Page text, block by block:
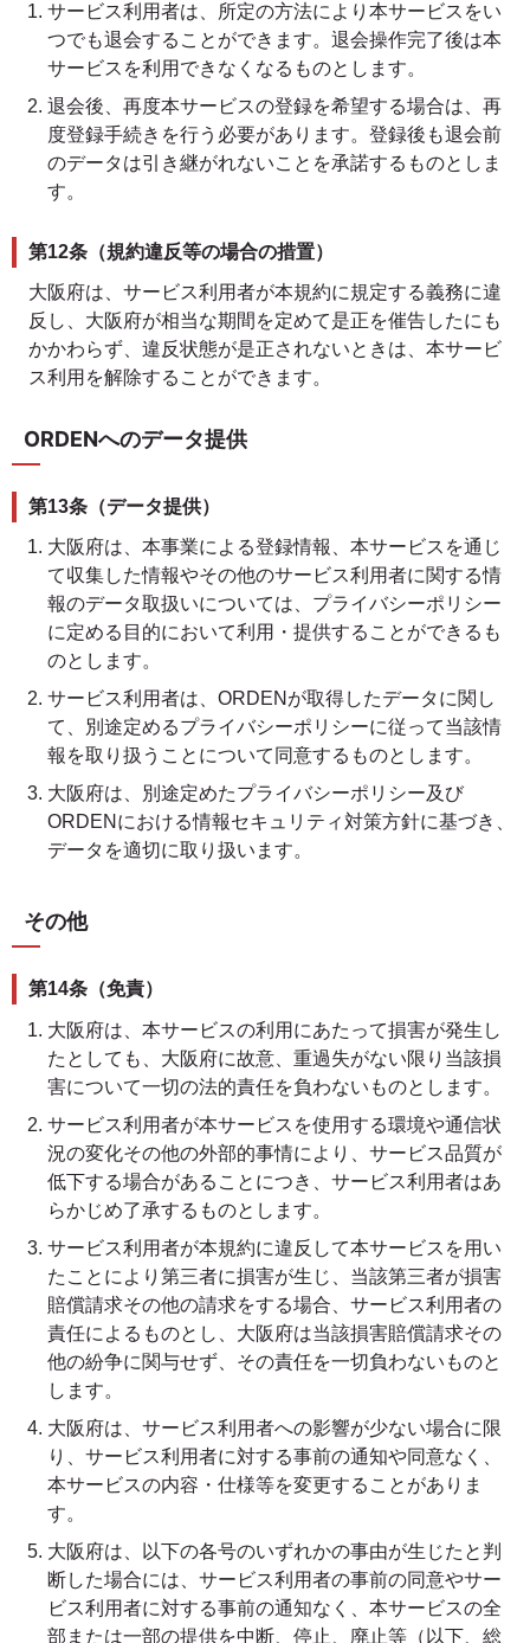
サービス利用者は、所定の方法により本サービスをい
つでも退会することができます。退会操作完了後は本
サービスを利用できなくなるものとします。
退会後、再度本サービスの登録を希望する場合は、再
度登録手続きを行う必要があります。登録後も退会前
のデータは引き継がれないことを承諾するものとしま
す。
第12条（規約違反等の場合の措置）
大阪府は、サービス利用者が本規約に規定する義務に違
反し、大阪府が相当な期間を定めて是正を催告したにも
かかわらず、違反状態が是正されないときは、本サービ
ス利用を解除することができます。
ORDENへのデータ提供
第13条（データ提供）
大阪府は、本事業による登録情報、本サービスを通じ
て収集した情報やその他のサービス利用者に関する情
報のデータ取扱いについては、プライバシーポリシー
に定める目的において利用・提供することができるも
のとします。
サービス利用者は、ORDENが取得したデータに関し
て、別途定めるプライバシーポリシーに従って当該情
報を取り扱うことについて同意するものとします。
大阪府は、別途定めたプライバシーポリシー及び
ORDENにおける情報セキュリティ対策方針に基づき、
データを適切に取り扱います。
その他
第14条（免責）
大阪府は、本サービスの利用にあたって損害が発生し
たとしても、大阪府に故意、重過失がない限り当該損
害について一切の法的責任を負わないものとします。
サービス利用者が本サービスを使用する環境や通信状
況の変化その他の外部的事情により、サービス品質が
低下する場合があることにつき、サービス利用者はあ
らかじめ了承するものとします。
サービス利用者が本規約に違反して本サービスを用い
たことにより第三者に損害が生じ、当該第三者が損害
賠償請求その他の請求をする場合、サービス利用者の
責任によるものとし、大阪府は当該損害賠償請求その
他の紛争に関与せず、その責任を一切負わないものと
します。
大阪府は、サービス利用者への影響が少ない場合に限
り、サービス利用者に対する事前の通知や同意なく、
本サービスの内容・仕様等を変更することがありま
す。
大阪府は、以下の各号のいずれかの事由が生じたと判
断した場合には、サービス利用者の事前の同意やサー
ビス利用者に対する事前の通知なく、本サービスの全
部または一部の提供を中断、停止、廃止等（以下、総